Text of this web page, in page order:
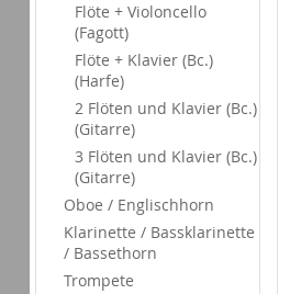
Flöte + Violoncello
(Fagott)
Flöte + Klavier (Bc.)
(Harfe)
2 Flöten und Klavier (Bc.)
(Gitarre)
3 Flöten und Klavier (Bc.)
(Gitarre)
Oboe / Englischhorn
Klarinette / Bassklarinette
/ Bassethorn
Trompete